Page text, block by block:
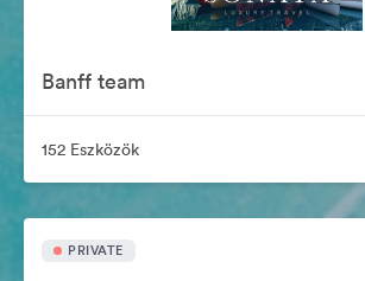
Banff team
152 Eszközök
PRIVATE